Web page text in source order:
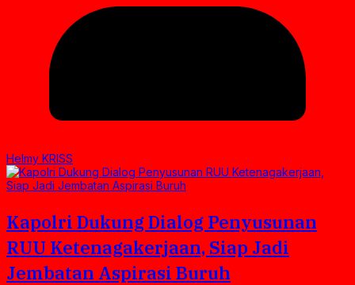
Helmy KRISS
Kapolri Dukung Dialog Penyusunan
RUU Ketenagakerjaan, Siap Jadi
Jembatan Aspirasi Buruh